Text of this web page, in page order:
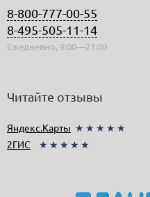
8-800-777-00-55
8-495-505-11-14
Ежедневно, 9:00—21:00
Читайте отзывы
Яндекс.Карты ★★★★★
2ГИС
★★★★★